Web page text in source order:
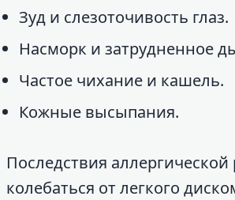
Зуд и слезоточивость глаз.
Насморк и затрудненное
Частое чихание и кашель.
Кожные высыпания.
Последствия
колебаться от легкого